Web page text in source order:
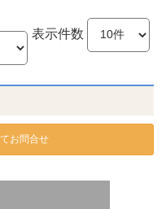
表示件数
お問合せ